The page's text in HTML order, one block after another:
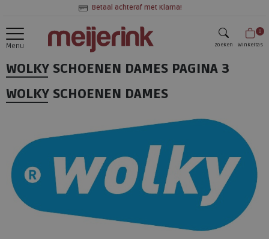
Betaal achteraf met Klarna!
Menu zoeken
0
Winkeltas
WOLKY SCHOENEN DAMES PAGINA 3
WOLKY SCHOENEN DAMES